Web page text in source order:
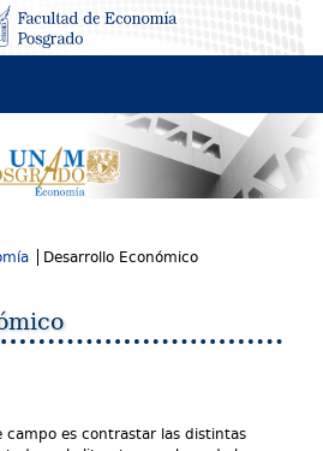
y Financiera
las Especializaciones
en línea
Desarrollo Económico
campo es contrastar las distintas